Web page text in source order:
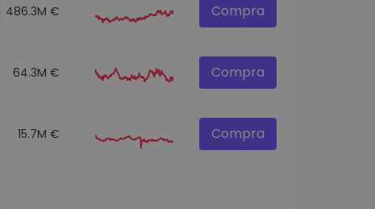
486.3M € Compra
64.3M € Compra
15.7M € Compra